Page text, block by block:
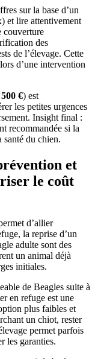
sur la base d’un
et lire attentivement
couverture
des
de l’élevage. Cette
d’une intervention
500 €) est
les petites urgences
Insight final :
recommandée si la
du chien.
et
le coût
d’allier
la reprise d’un
adulte sont des
un animal déjà
initiales.
de Beagles suite à
en refuge est une
plus faibles et
un chiot, rester
permet parfois
les garanties.